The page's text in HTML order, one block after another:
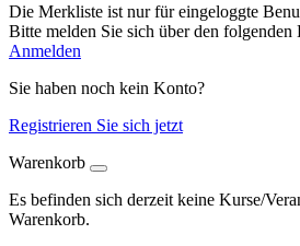
Die Merkliste ist nur für eingeloggte
Bitte melden Sie sich über den folgenden
Anmelden
Sie haben noch kein Konto?
Registrieren Sie sich jetzt
Warenkorb
Es befinden sich derzeit keine Kurse/
Warenkorb.